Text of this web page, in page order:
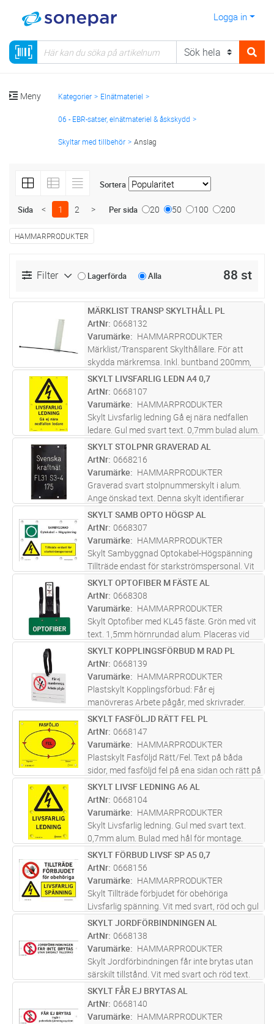
Logga in
Meny Kategorier Elnätmateriel
06 - EBR-satser, elnätmateriel & åskskydd
Skyltar med tillbehör Anslag
Sortera
Sida < 1 2 > Per sida 20 50 100 200
HAMMARPRODUKTER
Filter Lagerförda Alla 88 st
ST Lägg i kundvagn
MÄRKLIST TRANSP SKYLTHÅLL PL
ArtNr 0668132
Varumärke
HAMMARPRODUKTER
Märklist/Transparent Skylthållare. För att
skydda märkremsa. Inkl. buntband 200mm,
plast. För märkremsa typ Brother, Dymo m fl.
Märkyta 100x19mm.
ST Lägg i kundvagn
SKYLT LIVSFARLIG LEDN A4 0,7
ArtNr 0668107
Varumärke
HAMMARPRODUKTER
Skylt Livsfarlig ledning Gå ej nära nedfallen
ledare. Gul med svart text. 0,7mm bulad alum.
För stolpe till högspänningsledning upp till
100kV. Placeras på stolpe i icke brottsäker
friledning vid kor...läs mer
ST Lägg i kundvagn
SKYLT STOLPNR GRAVERAD AL
ArtNr 0668216
Varumärke
HAMMARPRODUKTER
Graverad svart stolpnummerskylt i alum.
Ange önskad text. Denna skylt identifierar
linje-och stolpnummer. Den sätts upp för att
underlätta t ex vid stolpbesiktning, felsökning
och underhållsarbete p...läs mer
ST Lägg i kundvagn
SKYLT SAMB OPTO HÖGSP AL
ArtNr 0668307
Varumärke
HAMMARPRODUKTER
Skylt Sambyggnad Optokabel-Högspänning
Tillträde endast för starkströmspersonal. Vit
med svart,gul o grön text. 0,7mm alum med
hål för montage. Placeras vid sambyggnad
med högspänning, på skåp eller...läs mer
ST Lägg i kundvagn
SKYLT OPTOFIBER M FÄSTE AL
ArtNr 0668308
Varumärke
HAMMARPRODUKTER
Skylt Optofiber med KL45 fäste. Grön med vit
text. 1,5mm hörnrundad alum. Placeras vid
sambyggnad med el. Sätts på optoledning vid
stolpe. KL45Fäste av rostfritt fjäderstål för
längsgående montage....läs mer
ST Lägg i kundvagn
SKYLT KOPPLINGSFÖRBUD M RAD PL
ArtNr 0668139
Varumärke
HAMMARPRODUKTER
Plastskylt Kopplingsförbud: Får ej
manövreras Arbete pågår, med skrivrader.
Inkl. kardborreband. Vit med svart och röd
text på båda sidor. Tillfällig skylt vid
frånkoppling för arbete utan spänning.
mer
ST Lägg i kundvagn
SKYLT FASFÖLJD RÄTT FEL PL
ArtNr 0668147
Varumärke
HAMMARPRODUKTER
Plastskylt Fasföljd Rätt/Fel. Text på båda
sidor, med fasföljd fel på ena sidan och rätt på
den andra.Med skrivrader. Gul med svart, röd
och grön text med hål för montage. Skylt att
förebygga inkopp...läs mer
ST Lägg i kundvagn
SKYLT LIVSF LEDNING A6 AL
ArtNr 0668104
Varumärke
HAMMARPRODUKTER
Skylt Livsfarlig ledning. Gul med svart text.
0,7mm alum. Bulad med hål för montage.
Skylt avsedd för trästople till
högspänningsledning upp till 100kV.Placeras
vanligtvis på ledningsstolpe och är et
mer
ST Lägg i kundvagn
SKYLT FÖRBUD LIVSF SP A5 0,7
ArtNr 0668156
Varumärke
HAMMARPRODUKTER
Skylt Tillträde förbjudet för obehöriga
Livsfarlig spänning. Vit med svart, röd och gul
text. 0,7mm alum.med hål för montage.
Lämplig på plana ytor exempelvis dörr.
Screentryckt samt skyddslackad med
mer
ST Lägg i kundvagn
SKYLT JORDFÖRBINDNINGEN AL
ArtNr 0668138
Varumärke
HAMMARPRODUKTER
Skylt Jordförbindningen får inte brytas utan
särskilt tillstånd. Vit med svart och röd text.
0,7mm alum. med hål för montage. Placeras
vid anslutningsplint för jordtag. Screentryckt
samt skyddslacka...läs mer
ST Lägg i kundvagn
SKYLT FÅR EJ BRYTAS AL
ArtNr 0668140
Varumärke
HAMMARPRODUKTER